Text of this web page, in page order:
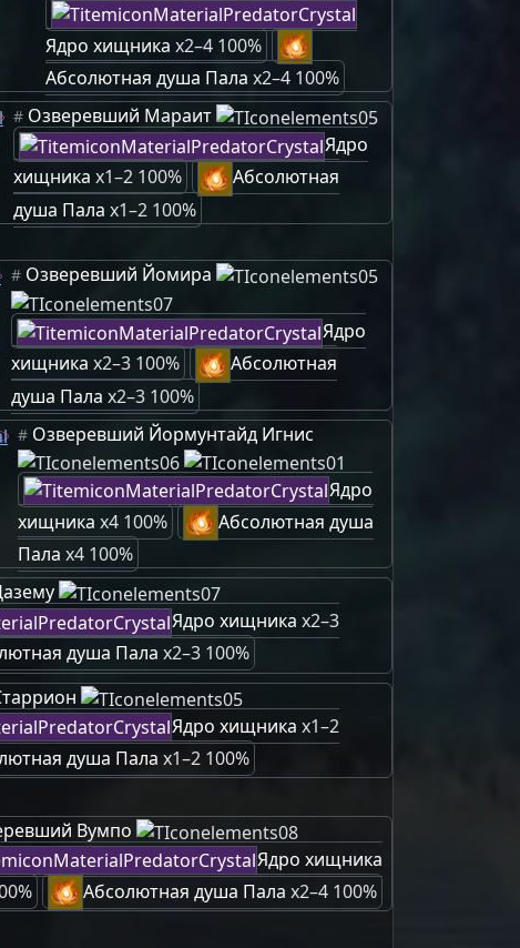
Ядро хищника x2–4 100%
Абсолютная душа Пала x2–4 100%
# Озверевший Мараит
Ядро
хищника x1–2 100%
Абсолютная
душа Пала x1–2 100%
# Озверевший Йомира
Ядро
хищника x2–3 100%
Абсолютная
душа Пала x2–3 100%
# Озверевший Йормунтайд Игнис
Ядро
хищника x4 100%
Абсолютная душа
Пала x4 100%
Ядро хищника x2–3
душа Пала x2–3 100%
Ядро хищника x1–2
душа Пала x1–2 100%
Вумпо
Ядро хищника
Абсолютная душа Пала x2–4 100%